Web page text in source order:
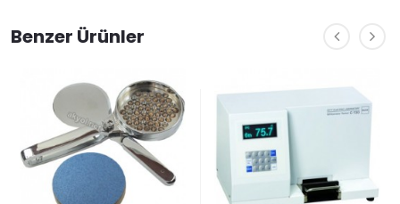
Benzer Ürünler